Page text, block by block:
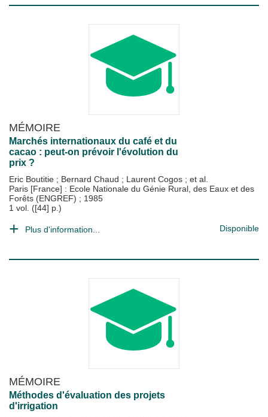
MÉMOIRE
Marchés internationaux du café et du
cacao : peut-on prévoir l'évolution du
prix ?
Eric Boutitie ; Bernard Chaud ; Laurent Cogos ; et al.
Paris [France] : Ecole Nationale du Génie Rural, des Eaux et des
Forêts (ENGREF) ; 1985
1 vol. ([44] p.)
Plus d'information... Disponible
MÉMOIRE
Méthodes d'évaluation des projets
d'irrigation